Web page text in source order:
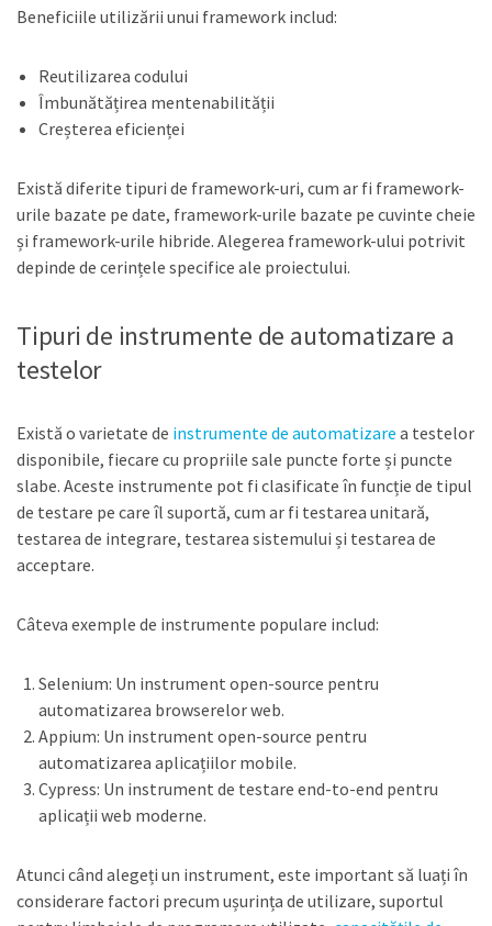
Beneficiile utilizării unui framework includ:
Reutilizarea codului
Îmbunătățirea mentenabilității
Creșterea eficienței
Există diferite tipuri de framework-uri, cum ar fi framework-
urile bazate pe date, framework-urile bazate pe cuvinte cheie
și framework-urile hibride. Alegerea framework-ului potrivit
depinde de cerințele specifice ale proiectului.
Tipuri de instrumente de automatizare a
testelor
Există o varietate de instrumente de automatizare a testelor
disponibile, fiecare cu propriile sale puncte forte și puncte
slabe. Aceste instrumente pot fi clasificate în funcție de tipul
de testare pe care îl suportă, cum ar fi testarea unitară,
testarea de integrare, testarea sistemului și testarea de
acceptare.
Câteva exemple de instrumente populare includ:
Selenium: Un instrument open-source pentru
automatizarea browserelor web.
Appium: Un instrument open-source pentru
automatizarea aplicațiilor mobile.
Cypress: Un instrument de testare end-to-end pentru
aplicații web moderne.
Atunci când alegeți un instrument, este important să luați în
considerare factori precum ușurința de utilizare, suportul